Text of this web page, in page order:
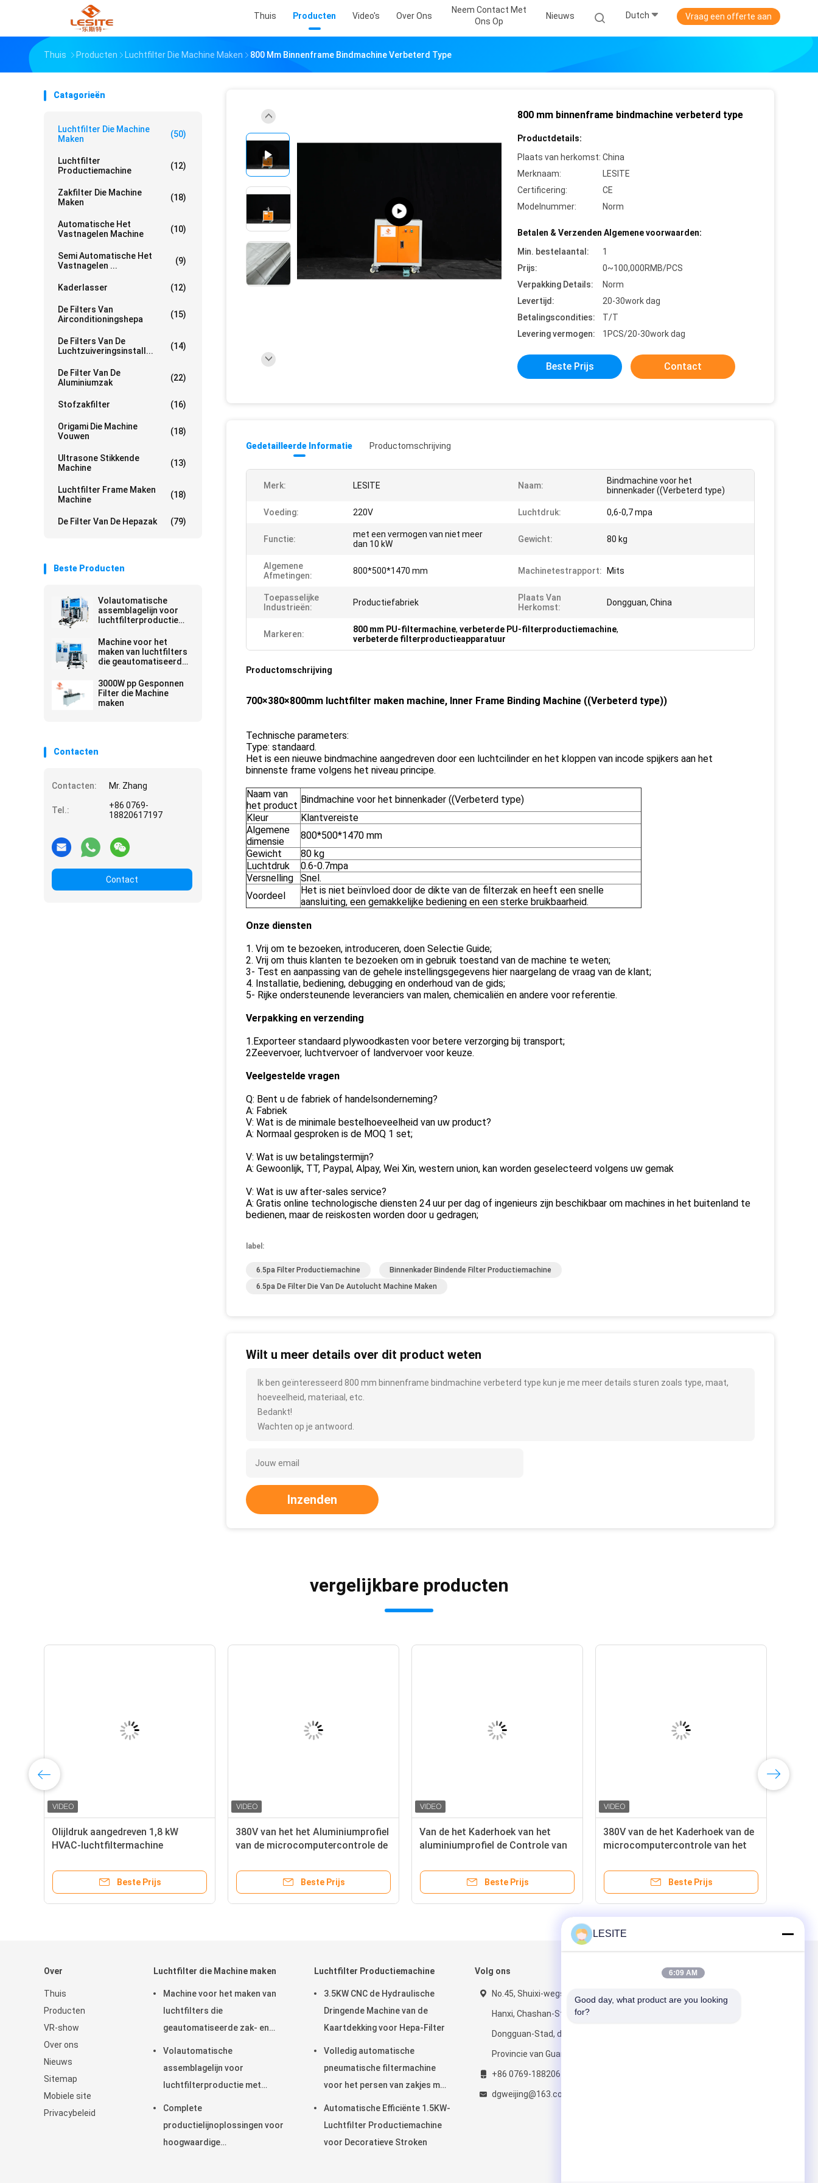
Thuis Producten Video's Over Ons
Neem Contact Met
Ons Op
Nieuws Dutch Vraag een offerte aan
Thuis Producten Luchtfilter Die Machine Maken 800 Mm Binnenframe Bindmachine Verbeterd Type
Catagorieën
Luchtfilter Die Machine
Maken
(50)
Luchtfilter
Productiemachine
(12)
Zakfilter Die Machine
Maken
(18)
Automatische Het
Vastnagelen Machine
(10)
Semi Automatische Het
Vastnagelen ...
(9)
Kaderlasser (12)
De Filters Van
Airconditioningshepa
(15)
De Filters Van De
Luchtzuiveringsinstall...
(14)
De Filter Van De
Aluminiumzak
(22)
Stofzakfilter (16)
Origami Die Machine
Vouwen
(18)
Ultrasone Stikkende
Machine
(13)
Luchtfilter Frame Maken
Machine
(18)
De Filter Van De Hepazak (79)
Beste Producten
Volautomatische
assemblagelijn voor
luchtfilterproductie
besturingssysteem
voor hoge snelheid en
onbemande bediening
Machine voor het
maken van luchtfilters
die geautomatiseerde
rivetingsoplossingen
biedt voor de
productie en
3000W pp Gesponnen
Filter die Machine
maken
Contacten
Contacten: Mr. Zhang
Tel.:
+86 0769-
18820617197
Contact
800 mm binnenframe bindmachine verbeterd type
Productdetails:
Plaats van herkomst: China
Merknaam:
LESITE
Certificering:
CE
Modelnummer:
Norm
Betalen & Verzenden Algemene voorwaarden:
Min. bestelaantal:
1
Prijs:
0~100,000RMB/PCS
Verpakking Details:
Norm
Levertijd:
20-30work dag
Betalingscondities:
T/T
Levering vermogen:
1PCS/20-30work dag
Beste Prijs Contact
Gedetailleerde Informatie Productomschrijving
Merk: LESITE Naam:
Bindmachine voor het
binnenkader ((Verbeterd type)
Voeding: 220V Luchtdruk: 0,6-0,7 mpa
Functie:
met een vermogen van niet meer
dan 10 kW
Gewicht: 80 kg
Algemene
Afmetingen:
800*500*1470 mm Machinetestrapport: Mits
Toepasselijke
Industrieën:
Productiefabriek
Plaats Van
Herkomst:
Dongguan, China
Markeren: 800 mm PU-filtermachine, verbeterde PU-filterproductiemachine,
verbeterde filterproductieapparatuur
Productomschrijving
700×380×800mm luchtfilter maken machine, Inner Frame Binding Machine ((Verbeterd type))
Technische parameters:
Type: standaard.
Het is een nieuwe bindmachine aangedreven door een luchtcilinder en het kloppen van incode spijkers aan het
binnenste frame volgens het niveau principe.
Naam van
het product
Bindmachine voor het binnenkader ((Verbeterd type)
Kleur
Klantvereiste
Algemene
dimensie
800*500*1470 mm
Gewicht
80 kg
Luchtdruk
0.6-0.7mpa
Versnelling
Snel.
Voordeel
Het is niet beïnvloed door de dikte van de filterzak en heeft een snelle
aansluiting, een gemakkelijke bediening en een sterke bruikbaarheid.
Onze diensten
1. Vrij om te bezoeken, introduceren, doen Selectie Guide;
2. Vrij om thuis klanten te bezoeken om in gebruik toestand van de machine te weten;
3- Test en aanpassing van de gehele instellingsgegevens hier naargelang de vraag van de klant;
4. Installatie, bediening, debugging en onderhoud van de gids;
5- Rijke ondersteunende leveranciers van malen, chemicaliën en andere voor referentie.
Verpakking en verzending
1.Exporteer standaard plywoodkasten voor betere verzorging bij transport;
2Zeevervoer, luchtvervoer of landvervoer voor keuze.
Veelgestelde vragen
Q: Bent u de fabriek of handelsonderneming?
A: Fabriek
V: Wat is de minimale bestelhoeveelheid van uw product?
A: Normaal gesproken is de MOQ 1 set;
V: Wat is uw betalingstermijn?
A: Gewoonlijk, TT, Paypal, Alpay, Wei Xin, western union, kan worden geselecteerd volgens uw gemak
V: Wat is uw after-sales service?
A: Gratis online technologische diensten 24 uur per dag of ingenieurs zijn beschikbaar om machines in het buitenland te
bedienen, maar de reiskosten worden door u gedragen;
label:
6.5pa Filter Productiemachine
Binnenkader Bindende Filter Productiemachine
6.5pa De Filter Die Van De Autolucht Machine Maken
Wilt u meer details over dit product weten
Ik ben geïnteresseerd 800 mm binnenframe bindmachine verbeterd type kun je me meer details sturen zoals type, maat,
hoeveelheid, materiaal, etc.
Bedankt!
Wachten op je antwoord.
Inzenden
vergelijkbare producten
Olijldruk aangedreven 1,8 kW
HVAC-luchtfiltermachine
Beste Prijs
380V van het het Aluminiumprofiel
van de microcomputercontrole de
Beste Prijs
Van de het Kaderhoek van het
aluminiumprofiel de Controle van
Beste Prijs
380V van de het Kaderhoek van de
microcomputercontrole van het
T7-T50
Beste Prijs
Over
Thuis
Producten
VR-show
Over ons
Nieuws
Sitemap
Mobiele site
Privacybeleid
Luchtfilter die Machine maken
Machine voor het maken van
luchtfilters die
geautomatiseerde zak- en
Volautomatische
assemblagelijn voor
luchtfilterproductie met
Complete
productielijnoplossingen voor
hoogwaardige
Luchtfilter Productiemachine
3.5KW CNC de Hydraulische
Dringende Machine van de
Kaartdekking voor Hepa-Filter
Volledig automatische
pneumatische filtermachine
voor het persen van zakjes met
Automatische Efficiënte 1.5KW-
Luchtfilter Productiemachine
voor Decoratieve Stroken
Volg ons
No.45, Shuixi-wegsgedeelte,
Hanxi, Chashan-Stad,
Dongguan-Stad, de
Provincie van Guangdong
+86 0769-18820617197
dgweijing@163.com
Mail ons
LESITE
6:09 AM
Good day, what product are you looking
for?